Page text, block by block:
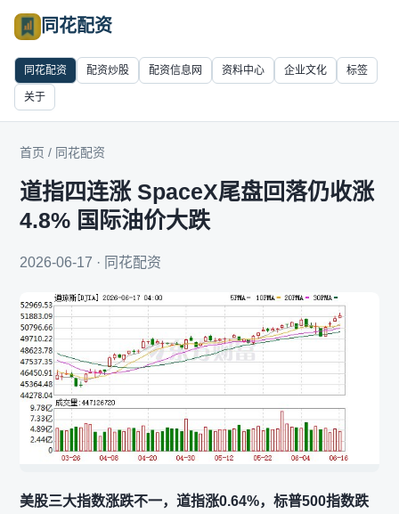
同花配资
同花配资 配资炒股 配资信息网 资料中心 企业文化 标签
关于
首页 / 同花配资
道指四连涨 SpaceX尾盘回落仍收涨
4.8% 国际油价大跌
2026-06-17 · 同花配资
美股三大指数涨跌不一，道指涨0.64%，标普500指数跌